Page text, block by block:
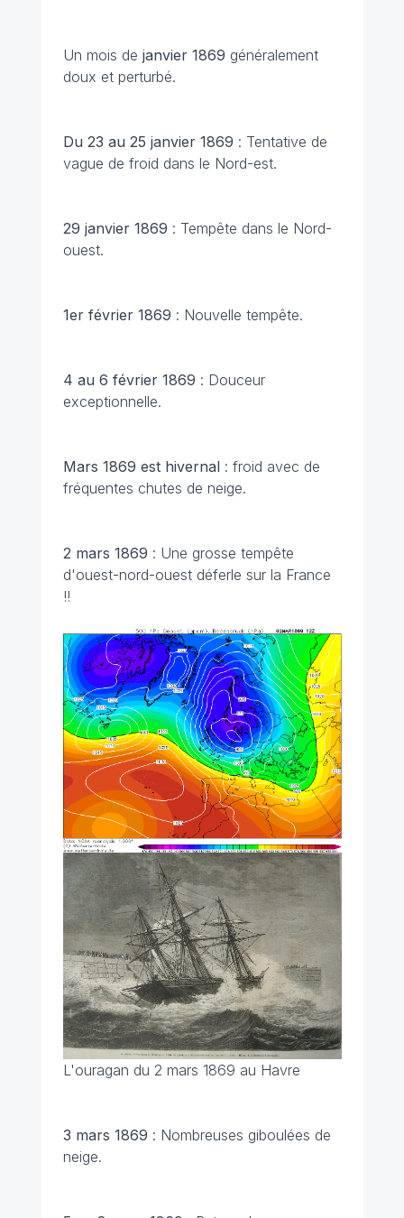
Un mois de janvier 1869 généralement
doux et perturbé.
Du 23 au 25 janvier 1869 : Tentative de
vague de froid dans le Nord-est.
29 janvier 1869 : Tempête dans le Nord-
ouest.
1er février 1869 : Nouvelle tempête.
4 au 6 février 1869 : Douceur
exceptionnelle.
Mars 1869 est hivernal: froid avec de
fréquentes chutes de neige.
2 mars 1869 : Une grosse tempête
d'ouest-nord-ouest déferle sur la France
!!
L'ouragan du 2 mars 1869 au Havre
3 mars 1869 : Nombreuses giboulées de
neige.